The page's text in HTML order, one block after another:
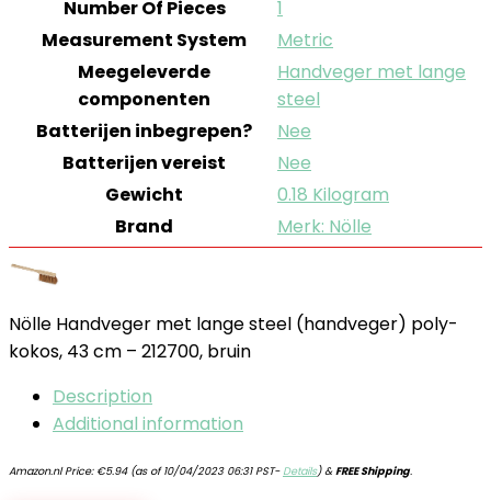
Number Of Pieces
‎1
Measurement System
‎Metric
Meegeleverde
componenten
‎Handveger met lange
steel
Batterijen inbegrepen?
‎Nee
Batterijen vereist
‎Nee
Gewicht
‎0.18 Kilogram
Brand
Merk: Nölle
Nölle Handveger met lange steel (handveger) poly-
kokos, 43 cm – 212700, bruin
Description
Additional information
Amazon.nl Price: €5.94(as of 10/04/2023 06:31 PST- Details)&FREE Shipping.